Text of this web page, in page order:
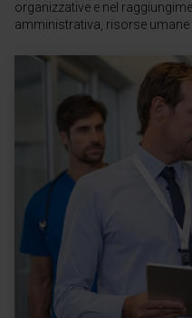
organizzative e nel
amministrativa, risorse umane